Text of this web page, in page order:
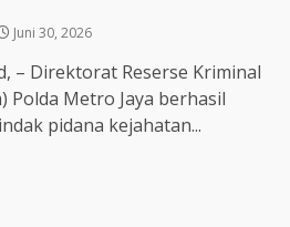
Juni 30, 2026
– Direktorat Reserse Kriminal
Polda Metro Jaya berhasil
pidana kejahatan...